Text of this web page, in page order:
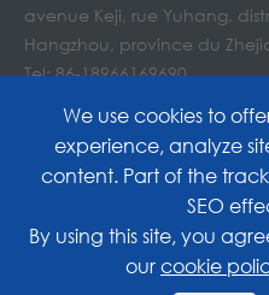
avenue Keji, rue Yuhang,
Hangzhou, province du
Tel: 86-18966169690
Hangzhou
Rights Reserved.
We use cookies to
experience, analyze
content. Part of the
SEO
By using this site, you
ourcookie